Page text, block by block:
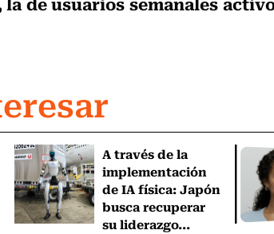
A través de la
implementación
de IA física: Japón
busca recuperar
su liderazgo...